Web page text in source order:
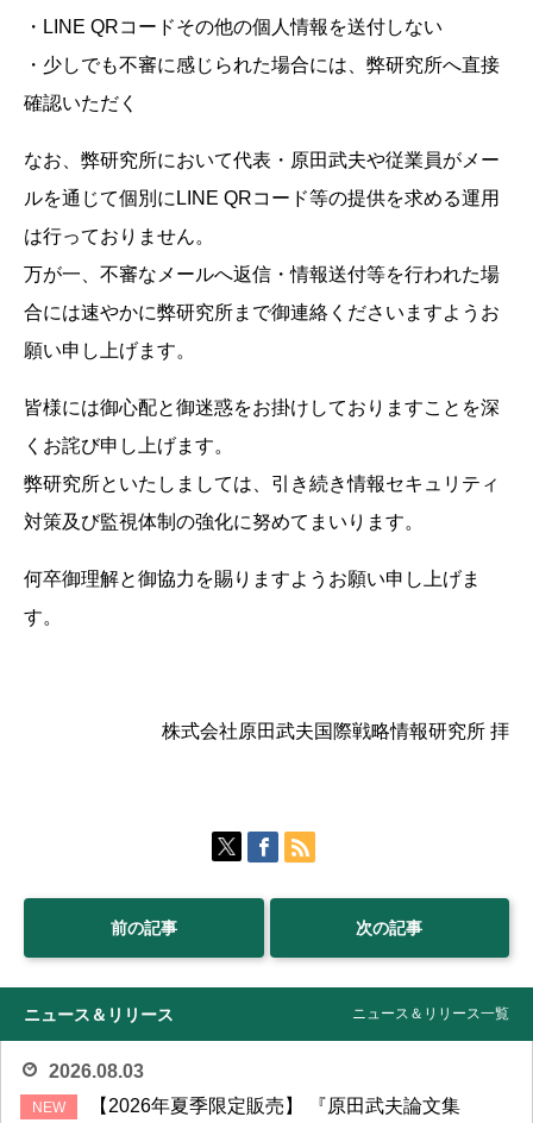
・LINE QRコードその他の個人情報を送付しない
・少しでも不審に感じられた場合には、弊研究所へ直接
確認いただく
なお、弊研究所において代表・原田武夫や従業員がメー
ルを通じて個別にLINE QRコード等の提供を求める運用
は行っておりません。
万が一、不審なメールへ返信・情報送付等を行われた場
合には速やかに弊研究所まで御連絡くださいますようお
願い申し上げます。
皆様には御心配と御迷惑をお掛けしておりますことを深
くお詫び申し上げます。
弊研究所といたしましては、引き続き情報セキュリティ
対策及び監視体制の強化に努めてまいります。
何卒御理解と御協力を賜りますようお願い申し上げま
す。
株式会社原田武夫国際戦略情報研究所 拝
前の記事 次の記事
ニュース＆リリース ニュース＆リリース一覧
2026.08.03
【2026年夏季限定販売】 『原田武夫論文集